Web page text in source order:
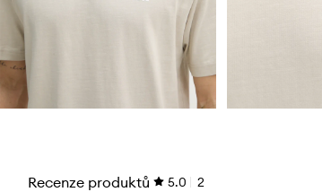
Recenze produktů 5.0 2